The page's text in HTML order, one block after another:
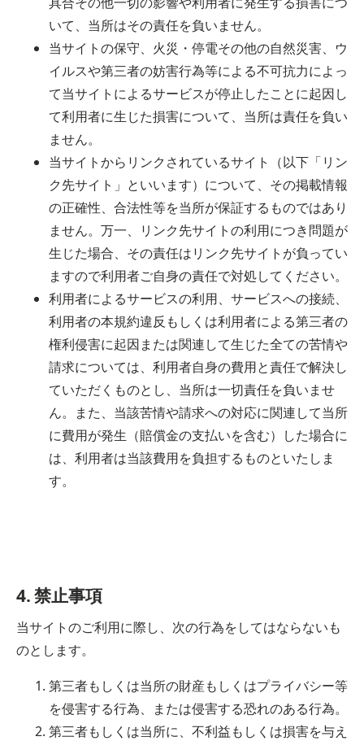
いて、当所はその責任を負いません。
当サイトの保守、火災・停電その他の自然災害、ウ
イルスや第三者の妨害行為等による不可抗力によっ
て当サイトによるサービスが停止したことに起因し
て利用者に生じた損害について、当所は責任を負い
ません。
当サイトからリンクされているサイト（以下「リン
ク先サイト」といいます）について、その掲載情報
の正確性、合法性等を当所が保証するものではあり
ません。万一、リンク先サイトの利用につき問題が
生じた場合、その責任はリンク先サイトが負ってい
ますので利用者ご自身の責任で対処してください。
利用者によるサービスの利用、サービスへの接続、
利用者の本規約違反もしくは利用者による第三者の
権利侵害に起因または関連して生じた全ての苦情や
請求については、利用者自身の費用と責任で解決し
ていただくものとし、当所は一切責任を負いませ
ん。また、当該苦情や請求への対応に関連して当所
に費用が発生（賠償金の支払いを含む）した場合に
は、利用者は当該費用を負担するものといたしま
す。
4. 禁止事項
当サイトのご利用に際し、次の行為をしてはならないも
のとします。
第三者もしくは当所の財産もしくはプライバシー等
を侵害する行為、または侵害する恐れのある行為。
第三者もしくは当所に、不利益もしくは損害を与え